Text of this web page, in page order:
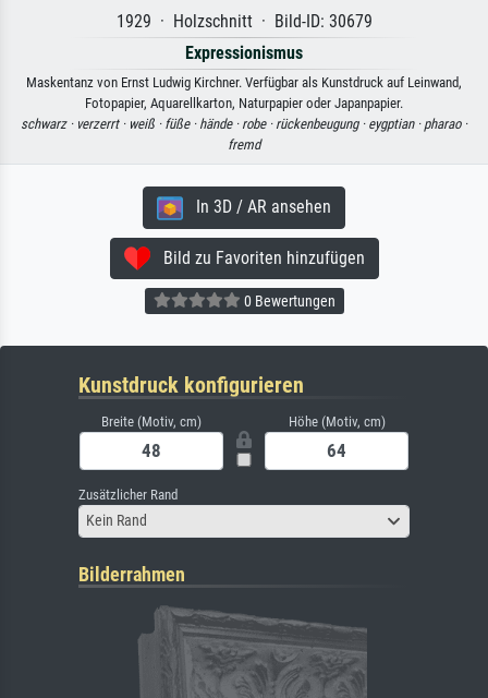
1929 · Holzschnitt · Bild-ID: 30679
Expressionismus
Maskentanz von Ernst Ludwig Kirchner. Verfügbar als Kunstdruck auf Leinwand,
Fotopapier, Aquarellkarton, Naturpapier oder Japanpapier.
schwarz · verzerrt · weiß · füße · hände · robe · rückenbeugung · eygptian · pharao ·
fremd
In 3D / AR ansehen
Bild zu Favoriten hinzufügen
0 Bewertungen
Kunstdruck konfigurieren
Breite (Motiv, cm) Höhe (Motiv, cm)
Zusätzlicher Rand
Kein Rand
Bilderrahmen